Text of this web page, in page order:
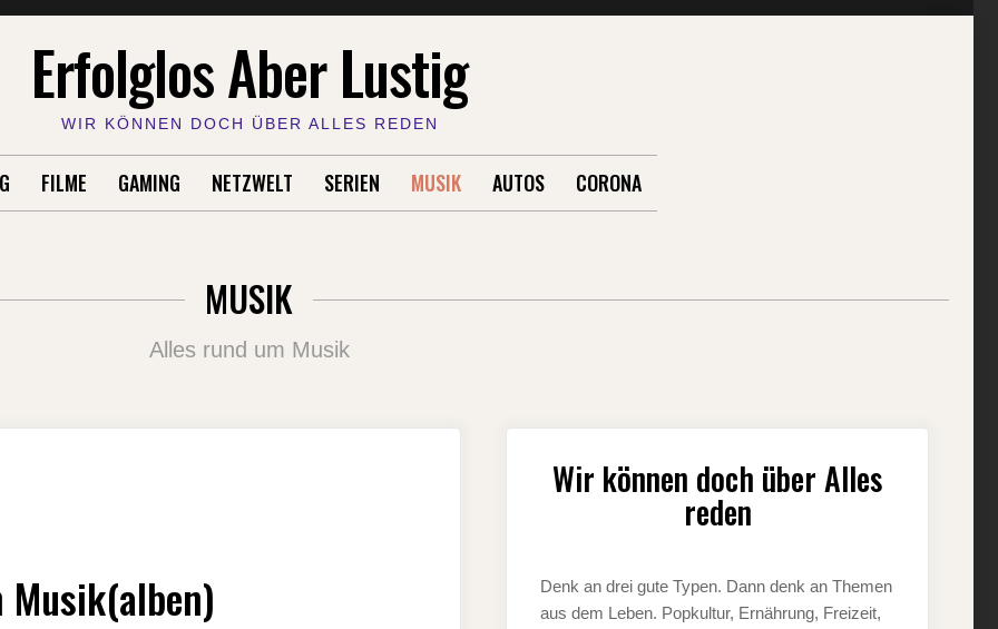
Erfolglos Aber Lustig
WIR KÖNNEN DOCH ÜBER ALLES REDEN
FILME GAMING NETZWELT SERIEN MUSIK AUTOS CORONA
MUSIK
Alles rund um Musik
Wir können doch über Alles
reden
Denk an drei gute Typen. Dann denk an Themen
aus dem Leben. Popkultur, Ernährung, Freizeit,